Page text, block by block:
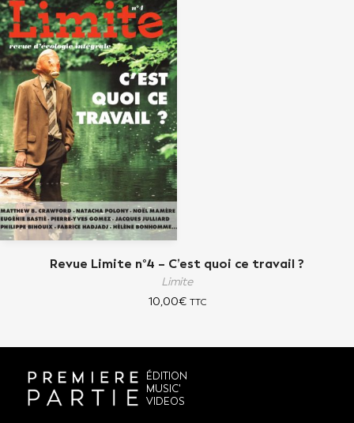
Revue Limite n°4 – C’est quoi ce travail ?
Limite
10,00€ TTC
ÉDITION
MUSIC'
VIDEOS